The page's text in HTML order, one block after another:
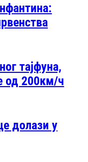
тајфуна,
од 200км/ч
долази у